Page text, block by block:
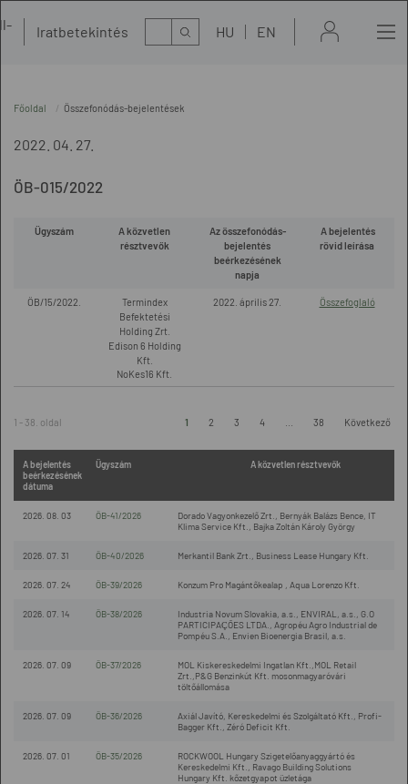
Iratbetekintés Kereső HU EN
Főoldal Összefonódás-bejelentések
2022. 04. 27.
ÖB-015/2022
Ügyszám
A közvetlen
résztvevők
Az összefonódás-
bejelentés
beérkezésének
napja
A bejelentés
rövid leírása
ÖB/15/2022.
Termindex
Befektetési
Holding Zrt.
Edison 6 Holding
Kft.
NoKes16 Kft.
2022. április 27. Összefoglaló
1 - 38. oldal 1 2 3 4 38 Következő
A bejelentés
beérkezésének
dátuma
Ügyszám A közvetlen résztvevők
2026. 08. 03 ÖB-41/2026
Dorado Vagyonkezelő Zrt., Bernyák Balázs Bence, IT
Klima Service Kft., Bajka Zoltán Károly György
2026. 07. 31 ÖB-40/2026 Merkantil Bank Zrt., Business Lease Hungary Kft.
2026. 07. 24 ÖB-39/2026 Konzum Pro Magántőkealap , Aqua Lorenzo Kft.
2026. 07. 14 ÖB-38/2026
Industria Novum Slovakia, a.s., ENVIRAL, a.s., G.O
PARTICIPAÇÕES LTDA., Agropéu Agro Industrial de
Pompéu S.A., Envien Bioenergia Brasil, a.s.
2026. 07. 09 ÖB-37/2026
MOL Kiskereskedelmi Ingatlan Kft.,MOL Retail
Zrt.,P&G Benzinkút Kft. mosonmagyaróvári
töltőállomása
2026. 07. 09 ÖB-36/2026
Axiál Javító, Kereskedelmi és Szolgáltató Kft., Profi-
Bagger Kft., Zéró Deficit Kft.
2026. 07. 01 ÖB-35/2026
ROCKWOOL Hungary Szigetelőanyaggyártó és
Kereskedelmi Kft., Ravago Building Solutions
Hungary Kft. kőzetgyapot üzletága